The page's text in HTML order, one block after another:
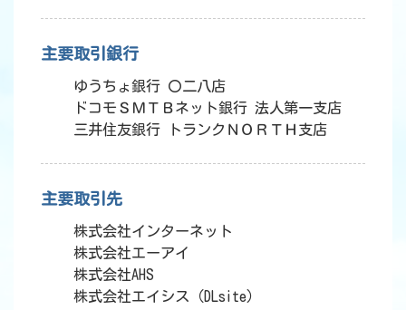
主要取引銀行
ゆうちょ銀行 〇二八店
ドコモＳＭＴＢネット銀行 法人第一支店
三井住友銀行 トランクＮＯＲＴＨ支店
主要取引先
株式会社インターネット
株式会社エーアイ
株式会社AHS
株式会社エイシス（DLsite）